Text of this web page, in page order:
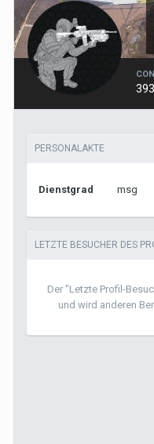
393
PERSONALAKTE
Dienstgrad msg
LETZTE BESUCHER DES
Der "Letzte Profil-
und wird anderen